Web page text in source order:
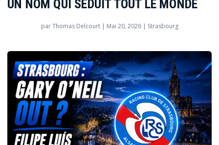
UN NOM QUI SÉDUIT TOUT LE MONDE
parThomas Delcourt| Mai 20, 2026| Strasbourg